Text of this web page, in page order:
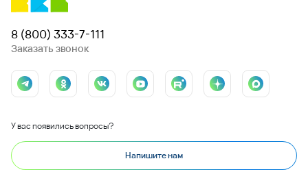
8 (800) 333-7-111
Заказать звонок
У вас появились вопросы?
Напишите нам